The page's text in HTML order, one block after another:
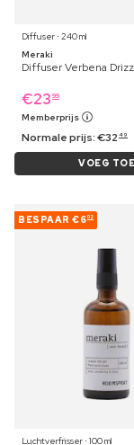
Diffuser ⋅ 240 ml
Meraki
Diffuser Verbena
€23 99
Memberprijs
Normale prijs:€32 49
VOEG TOE
BESPAAR €602
Luchtverfrisser ⋅ 100 ml